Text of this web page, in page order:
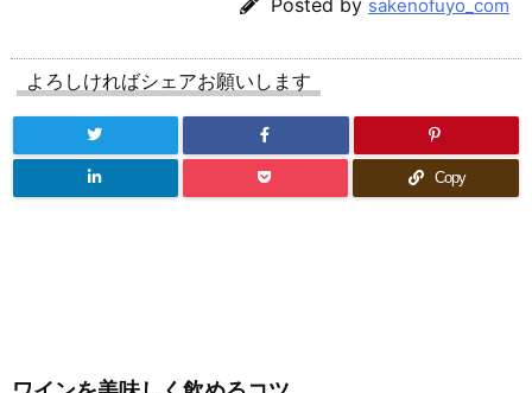
Posted by sakenofuyo_com
よろしければシェアお願いします
Copy